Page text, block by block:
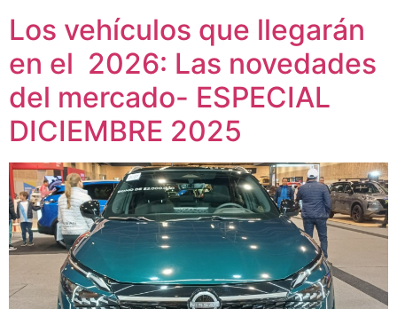
Los vehículos que llegarán
en el 2026: Las novedades
del mercado- ESPECIAL
DICIEMBRE 2025